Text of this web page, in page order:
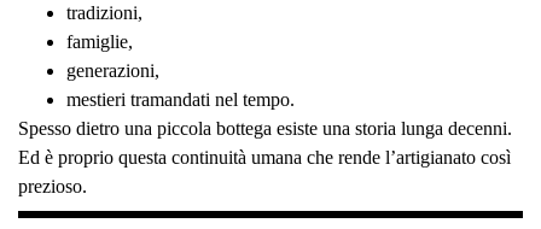
tradizioni,
famiglie,
generazioni,
mestieri tramandati nel tempo.
Spesso dietro una piccola bottega esiste una storia lunga decenni.
Ed è proprio questa continuità umana che rende l’artigianato così
prezioso.